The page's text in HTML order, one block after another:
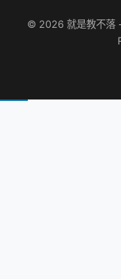
© 2026 就是教不落